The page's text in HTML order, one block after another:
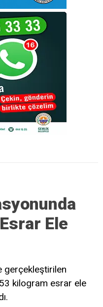
Ele
gerçekleştirilen
kilogram esrar ele